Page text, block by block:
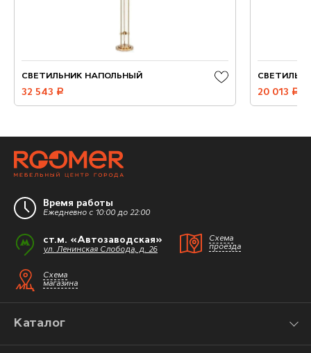
СВЕТИЛЬНИК НАПОЛЬНЫЙ
32 543 руб. 20 013 руб.
Время работы
Ежедневно с 10:00 до 22:00
ст.м. «Автозаводская»
ул. Ленинская Слобода, д. 26
Схема
проезда
Схема
магазина
Каталог